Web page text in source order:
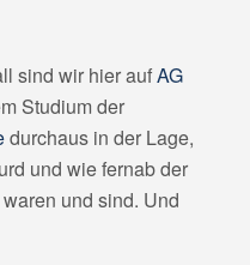
sind wir hier aufAG
Studium der
durchaus in der Lage,
und wie fernab der
und sind. Und